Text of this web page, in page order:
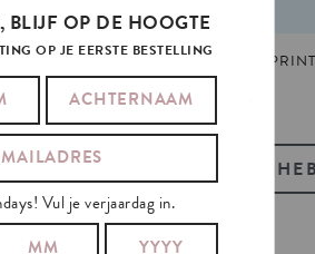
, VERJAARDAGGEMAAKT EN
ONZE GIFT-TAGS
BLIJF OP DE HOOGTE
OP JE EERSTE BESTELLING
Vul je verjaardag in.